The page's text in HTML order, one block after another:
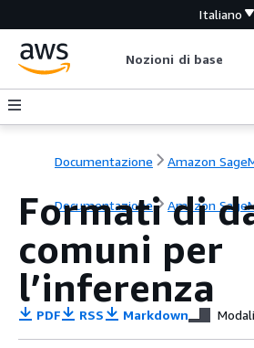
Italiano
Nozioni di base
Documentazione Amazon
Documentazione Amazon
Formati di
comuni per
l’inferenza
PDF RSS Markdown